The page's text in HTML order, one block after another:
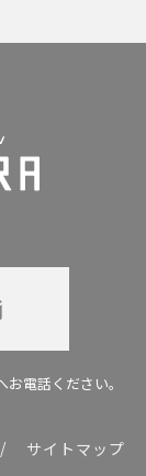
お電話ください。
サイトマップ